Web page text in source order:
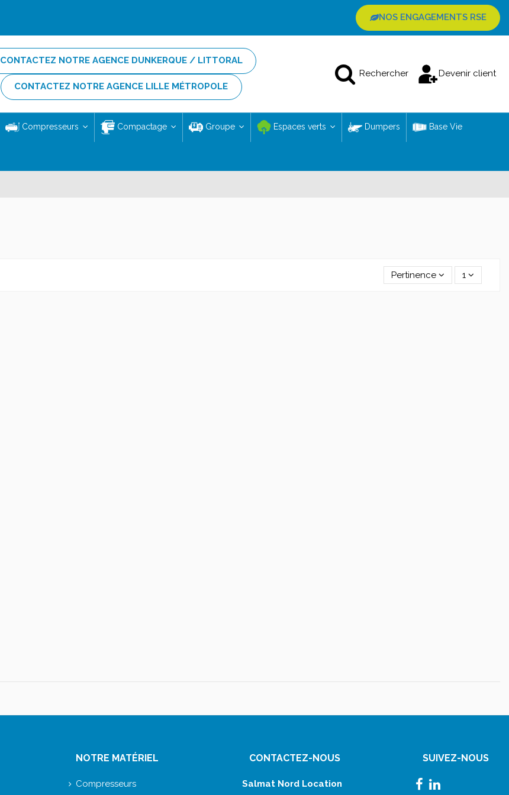
NOS ENGAGEMENTS RSE
CONTACTEZ NOTRE AGENCE DUNKERQUE / LITTORAL
CONTACTEZ NOTRE AGENCE LILLE MÉTROPOLE
Rechercher Devenir client
Compresseurs Compactage Groupe Espaces verts Dumpers Base Vie
Pertinence 1
NOTRE MATÉRIEL
Compresseurs
CONTACTEZ-NOUS
Salmat Nord Location
SUIVEZ-NOUS